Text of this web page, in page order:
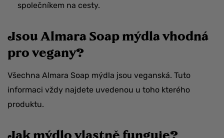
společníkem na cesty.
Jsou Almara Soap mýdla vhodná
pro vegany?
Všechna Almara Soap mýdla jsou veganská. Tuto
informaci vždy najdete uvedenou u toho kterého
produktu.
Jak mýdlo vlastně funguje?